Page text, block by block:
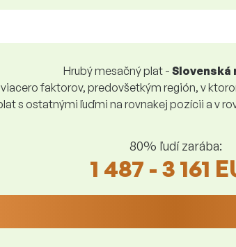
Hrubý mesačný plat - Slovenská
faktorov, predovšetkým región, v
s ostatnými ľuďmi na rovnakej pozícii a v
80% ľudí zarába:
1 487 - 3 161